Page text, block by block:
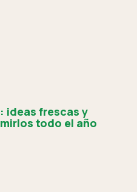
ideas frescas y
todo el año